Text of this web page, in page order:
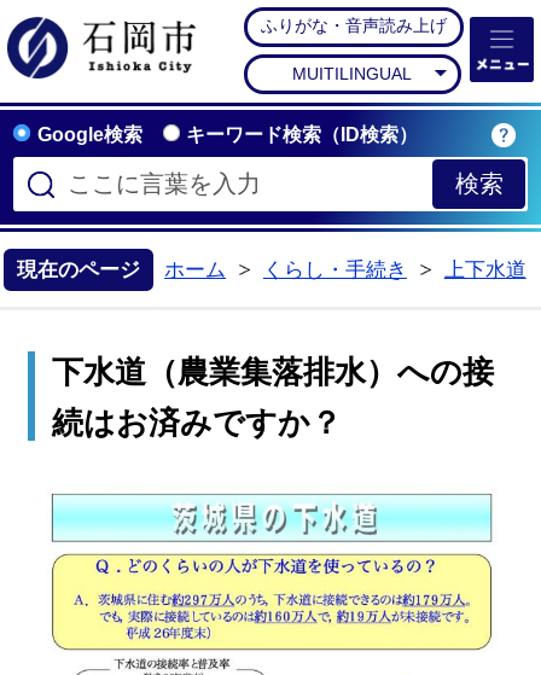
石岡市公式ホームペー
ふりがな・音声読み上げ
MUITILINGUAL
Google検索 キーワード検索（ID検索）
現在のページ ホーム
くらし・手続き
上下水道
下水道（農業集落排水）への接
続はお済みですか？